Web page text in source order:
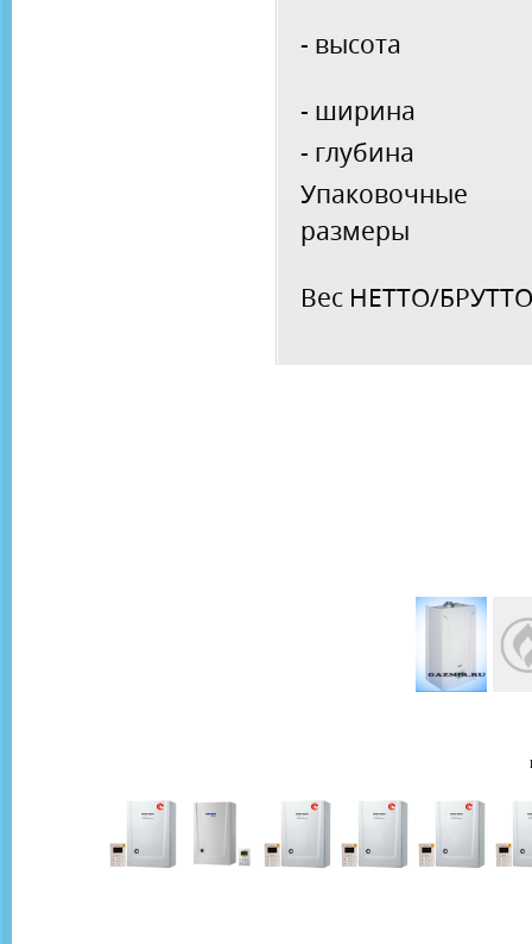
- высота
- ширина
- глубина
Упаковочные
размеры
Вес НЕТТО/БРУТТО